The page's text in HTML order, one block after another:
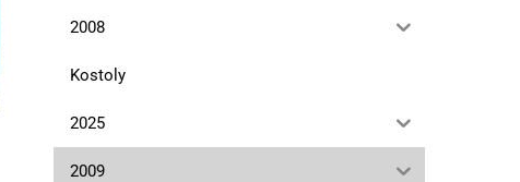
12. januára 2023
2008
Kostoly
2025
2009